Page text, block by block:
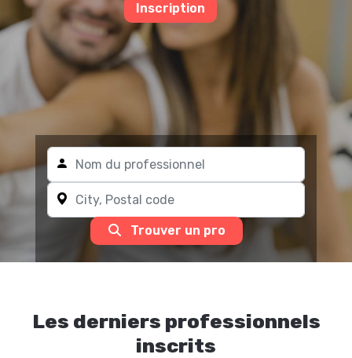
Inscription
Trouver un pro
Les derniers professionnels
inscrits